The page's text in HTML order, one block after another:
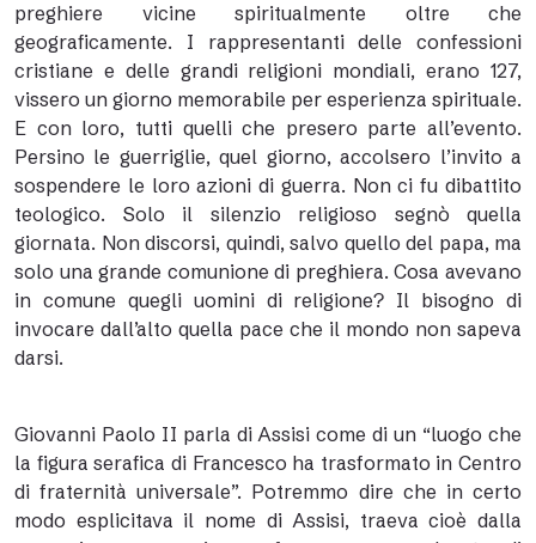
preghiere vicine spiritualmente oltre che
geograficamente. I rappresentanti delle confessioni
cristiane e delle grandi religioni mondiali, erano 127,
vissero un giorno memorabile per esperienza spirituale.
E con loro, tutti quelli che presero parte all’evento.
Persino le guerriglie, quel giorno, accolsero l’invito a
sospendere le loro azioni di guerra. Non ci fu dibattito
teologico. Solo il silenzio religioso segnò quella
giornata. Non discorsi, quindi, salvo quello del papa, ma
solo una grande comunione di preghiera. Cosa avevano
in comune quegli uomini di religione? Il bisogno di
invocare dall’alto quella pace che il mondo non sapeva
darsi.
Giovanni Paolo II parla di Assisi come di un “luogo che
la figura serafica di Francesco ha trasformato in Centro
di fraternità universale”. Potremmo dire che in certo
modo esplicitava il nome di Assisi, traeva cioè dalla